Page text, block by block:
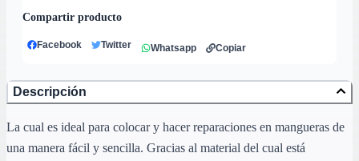
Compartir producto
Facebook Twitter Whatsapp Copiar
Descripción
La cual es ideal para colocar y hacer reparaciones en mangueras de
una manera fácil y sencilla. Gracias al material del cual está